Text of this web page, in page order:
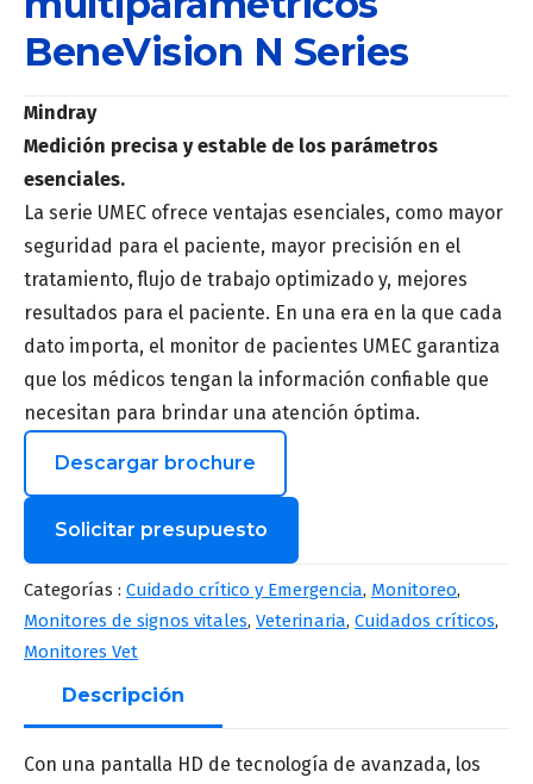
BeneVision N Series
Mindray
Medición precisa y estable de los parámetros
esenciales.
La serie UMEC ofrece ventajas esenciales, como mayor
seguridad para el paciente, mayor precisión en el
tratamiento, flujo de trabajo optimizado y, mejores
resultados para el paciente. En una era en la que cada
dato importa, el monitor de pacientes UMEC garantiza
que los médicos tengan la información confiable que
necesitan para brindar una atención óptima.
Descargar brochure
Solicitar presupuesto
Nombre
Apellido*
Categorías : Cuidado crítico y Emergencia, Monitoreo,
Monitores de signos vitales, Veterinaria, Cuidados críticos,
Monitores Vet
Descripción
Con una pantalla HD de tecnología de avanzada, los